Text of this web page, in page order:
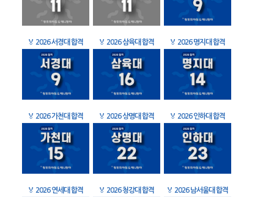
🏅 2026 서경대 합격 🏅 2026 삼육대 합격 🏅 2026 명지대 합격
🏅 2026 가천대 합격 🏅 2026 상명대 합격 🏅 2026 인하대 합격
🏅 2026 연세대 합격 🏅 2026 청강대 합격 🏅 2026 남서울대 합격